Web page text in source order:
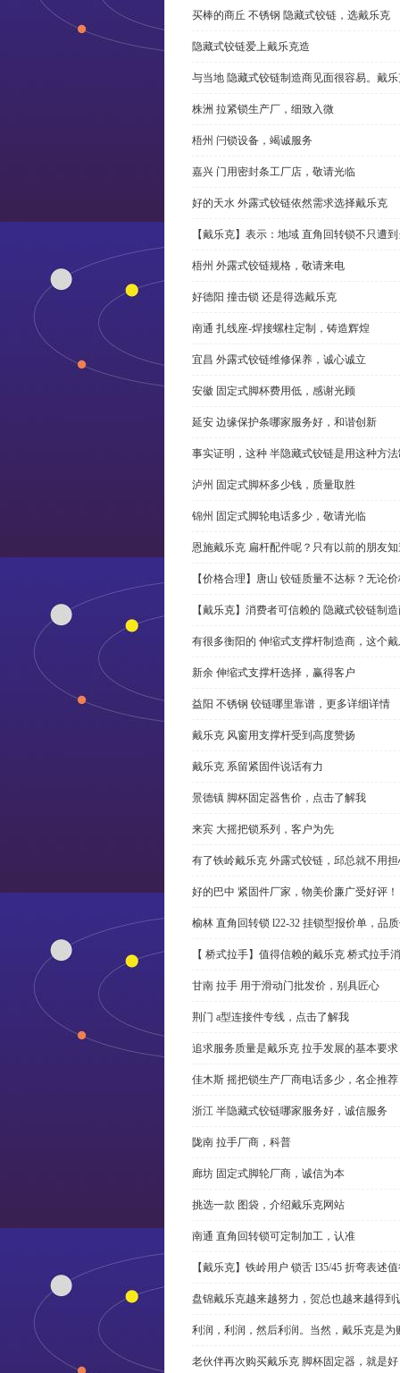
买棒的商丘 不锈钢 隐藏式铰链，选戴乐克
隐藏式铰链爱上戴乐克造
与当地 隐藏式铰链制造商见面很容易。戴
株洲 拉紧锁生产厂，细致入微
梧州 闩锁设备，竭诚服务
嘉兴 门用密封条工厂店，敬请光临
好的天水 外露式铰链依然需求选择戴乐克
【戴乐克】表示：地域 直角回转锁不只遭
梧州 外露式铰链规格，敬请来电
好德阳 撞击锁 还是得选戴乐克
南通 扎线座-焊接螺柱定制，铸造辉煌
宜昌 外露式铰链维修保养，诚心诚立
安徽 固定式脚杯费用低，感谢光顾
延安 边缘保护条哪家服务好，和谐创新
事实证明，这种 半隐藏式铰链是用这种方
泸州 固定式脚杯多少钱，质量取胜
锦州 固定式脚轮电话多少，敬请光临
恩施戴乐克 扁杆配件呢？只有以前的朋友
【价格合理】唐山 铰链质量不达标？无论
【戴乐克】消费者可信赖的 隐藏式铰链制
有很多衡阳的 伸缩式支撑杆制造商，这个
新余 伸缩式支撑杆选择，赢得客户
益阳 不锈钢 铰链哪里靠谱，更多详细详情
戴乐克 风窗用支撑杆受到高度赞扬
戴乐克 系留紧固件说话有力
景德镇 脚杯固定器售价，点击了解我
来宾 大摇把锁系列，客户为先
有了铁岭戴乐克 外露式铰链，邱总就不用
好的巴中 紧固件厂家，物美价廉广受好评！
榆林 直角回转锁 l22-32 挂锁型报价单，品
【 桥式拉手】值得信赖的戴乐克 桥式拉手
甘南 拉手 用于滑动门批发价，别具匠心
荆门 a型连接件专线，点击了解我
追求服务质量是戴乐克 拉手发展的基本要求
佳木斯 摇把锁生产厂商电话多少，名企推荐
浙江 半隐藏式铰链哪家服务好，诚信服务
陇南 拉手厂商，科普
廊坊 固定式脚轮厂商，诚信为本
挑选一款 图袋，介绍戴乐克网站
南通 直角回转锁可定制加工，认准
【戴乐克】铁岭用户 锁舌 l35/45 折弯表述
盘锦戴乐克越来越努力，贺总也越来越得到
利润，利润，然后利润。当然，戴乐克是为
老伙伴再次购买戴乐克 脚杯固定器，就是